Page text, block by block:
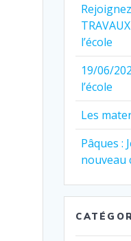
l’école
19/06/
l’école
Les
Pâques :
nouveau